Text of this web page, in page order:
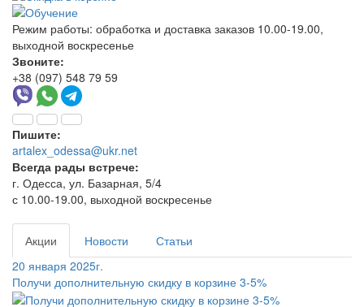
Режим работы: обработка и доставка заказов 10.00-19.00,
выходной воскресенье
Звоните:
+38 (097) 548 79 59
Пишите:
artalex_odessa@ukr.net
Всегда рады встрече:
г. Одесса, ул. Базарная, 5/4
с 10.00-19.00, выходной воскресенье
Акции Новости
Статьи
20 января 2025г.
Получи дополнительную скидку в корзине 3-5%